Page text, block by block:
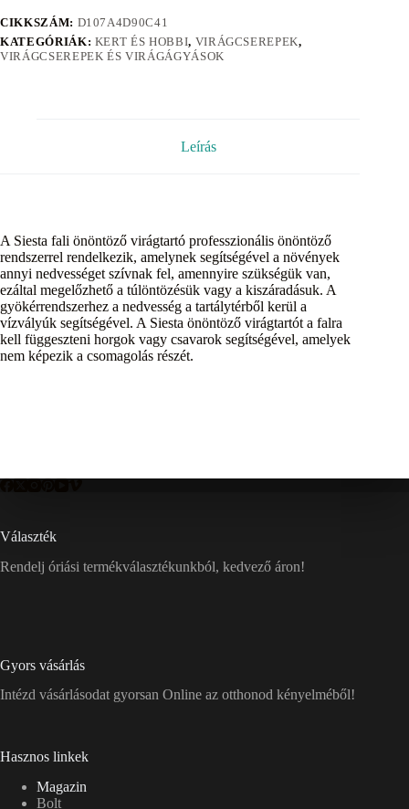
CIKKSZÁM: D107A4D90C41
KATEGÓRIÁK: KERT ÉS HOBBI, VIRÁGCSEREPEK,
VIRÁGCSEREPEK ÉS VIRÁGÁGYÁSOK
Leírás
A Siesta fali önöntöző virágtartó professzionális önöntöző
rendszerrel rendelkezik, amelynek segítségével a növények
annyi nedvességet szívnak fel, amennyire szükségük van,
ezáltal megelőzhető a túlöntözésük vagy a kiszáradásuk. A
gyökérrendszerhez a nedvesség a tartálytérből kerül a
vízvályúk segítségével. A Siesta önöntöző virágtartót a falra
kell függeszteni horgok vagy csavarok segítségével, amelyek
nem képezik a csomagolás részét.
Választék
Rendelj óriási termékválasztékunkból, kedvező áron!
Gyors vásárlás
Intézd vásárlásodat gyorsan Online az otthonod kényelméből!
Hasznos linkek
Magazin
Bolt